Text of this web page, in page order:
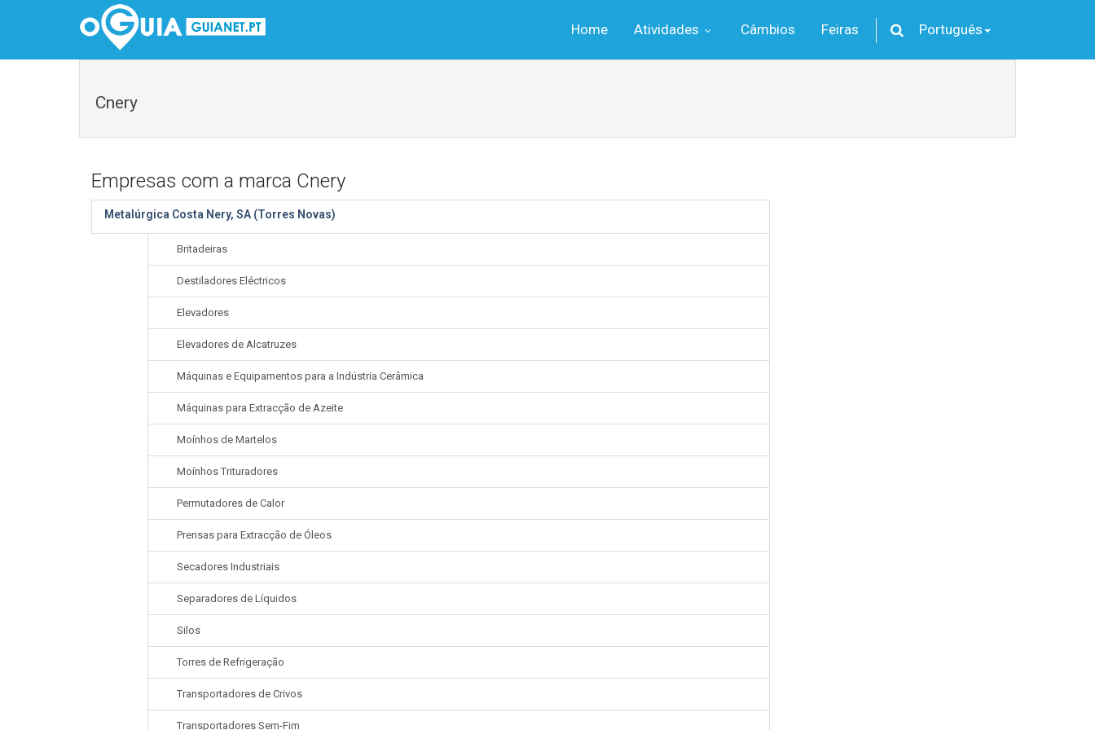
Home Atividades Câmbios Feiras Português
Cnery
Empresas com a marca Cnery
Metalúrgica Costa Nery, SA (Torres Novas)
Britadeiras
Destiladores Eléctricos
Elevadores
Elevadores de Alcatruzes
Máquinas e Equipamentos para a Indústria Cerâmica
Máquinas para Extracção de Azeite
Moínhos de Martelos
Moínhos Trituradores
Permutadores de Calor
Prensas para Extracção de Óleos
Secadores Industriais
Separadores de Líquidos
Silos
Torres de Refrigeração
Transportadores de Crivos
Transportadores Sem-Fim